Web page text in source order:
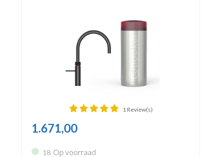
1 Review(s)
1.671,00
18 Op voorraad